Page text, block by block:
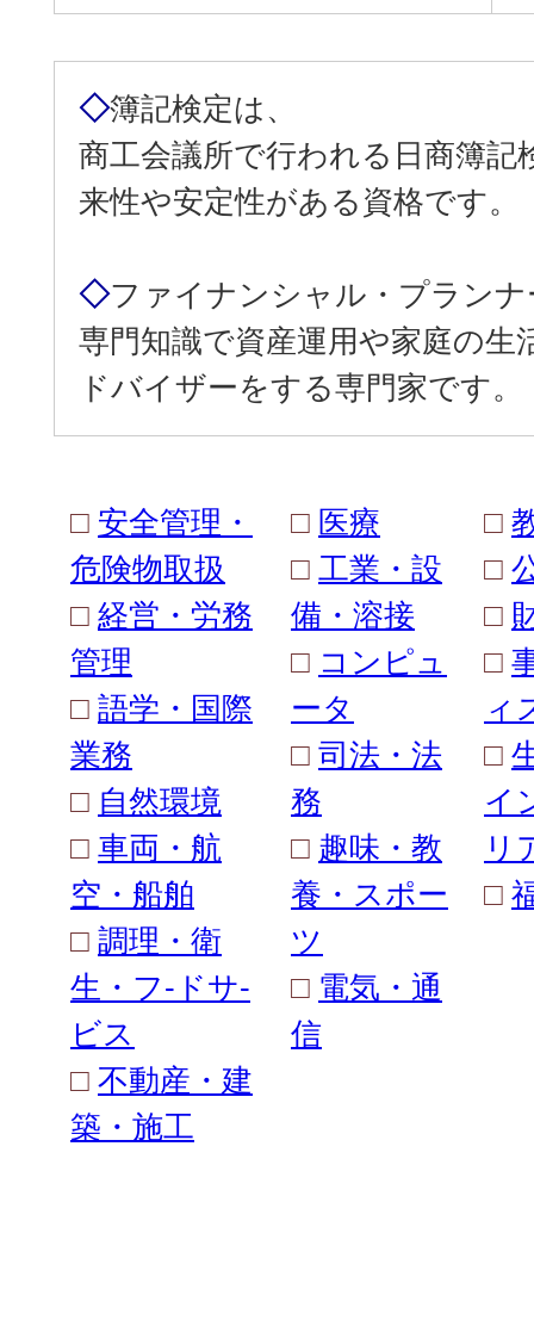
◇簿記検定は、
商工会議所で行われる日商簿記
来性や安定性がある資格です。
◇ファイナンシャル・プランナ
専門知識で資産運用や家庭の生
ドバイザーをする専門家です。
□ 安全管理・
危険物取扱
□ 経営・労務
管理
□ 語学・国際
業務
□ 自然環境
□ 車両・航
空・船舶
□ 調理・衛
生・フ-ドサ-
ビス
□ 不動産・建
築・施工
□ 医療
□ 工業・設
備・溶接
□ コンピュ
ータ
□ 司法・法
務
□ 趣味・教
養・スポー
ツ
□ 電気・通
信
□
□
□
□
ィ
□
イ
リ
□